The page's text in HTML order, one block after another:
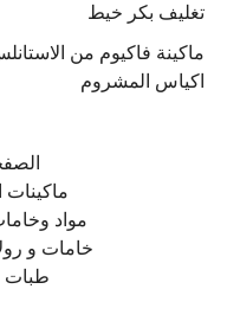
تغليف بكر خيط
ماكينة فاكيوم من
اكياس المشروم
ماكينات
مواد
خامات و
طبات